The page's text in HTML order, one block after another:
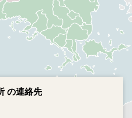
の連絡先